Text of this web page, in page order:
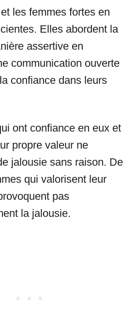
les femmes fortes en
Elles abordent la
assertive en
communication ouverte
confiance dans leurs
ont confiance en eux et
propre valeur ne
jalousie sans raison. De
qui valorisent leur
pas
la jalousie.